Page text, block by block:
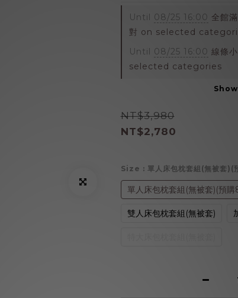
Until 08/25 16:00 全館
對 on selected
Until 08/25 16:00 線條
selected categories
NT$3,980
NT$2,780
Size : 單人床包枕套組(無被套)(
單人床包枕套組(無被套)(預
雙人床包枕套組(無被套)